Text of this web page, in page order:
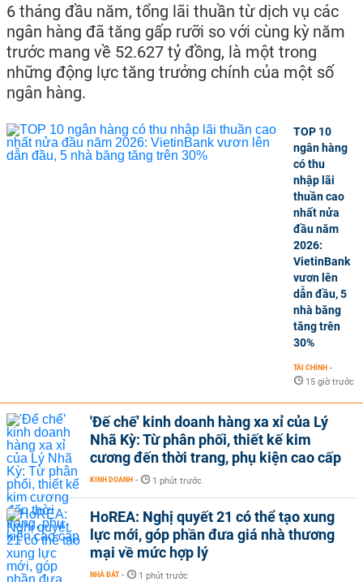
6 tháng đầu năm, tổng lãi thuần từ dịch vụ các
ngân hàng đã tăng gấp rưỡi so với cùng kỳ năm
trước mang về 52.627 tỷ đồng, là một trong
những động lực tăng trưởng chính của một số
ngân hàng.
TOP 10
ngân hàng
có thu
nhập lãi
thuần cao
nhất nửa
đầu năm
2026:
VietinBank
vươn lên
dẫn đầu, 5
nhà băng
tăng trên
30%
TÀI CHÍNH -
15 giờ trước
'Đế chế’ kinh doanh hàng xa xỉ của Lý
Nhã Kỳ: Từ phân phối, thiết kế kim
cương đến thời trang, phụ kiện cao cấp
KINH DOANH - 1 phút trước
HoREA: Nghị quyết 21 có thể tạo xung
lực mới, góp phần đưa giá nhà thương
mại về mức hợp lý
NHÀ ĐẤT - 1 phút trước